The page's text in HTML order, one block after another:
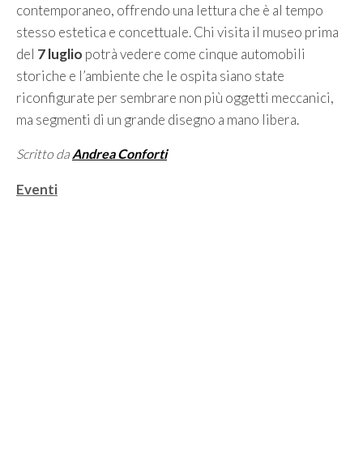
contemporaneo, offrendo una lettura che è al tempo
stesso estetica e concettuale. Chi visita il museo prima
del 7 luglio potrà vedere come cinque automobili
storiche e l’ambiente che le ospita siano state
riconfigurate per sembrare non più oggetti meccanici,
ma segmenti di un grande disegno a mano libera.
Scritto da Andrea Conforti
Categorie
Eventi